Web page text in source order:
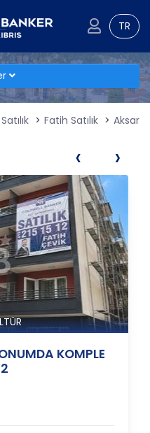
TR
Fatih Satılık
KOMPLE
‹ ›